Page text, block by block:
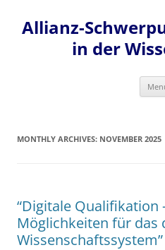
content
Allianz-
in der
MONTHLY ARCHIVES: NOVEMBER 2025
“Digitale Qualifikation
Möglichkeiten für das